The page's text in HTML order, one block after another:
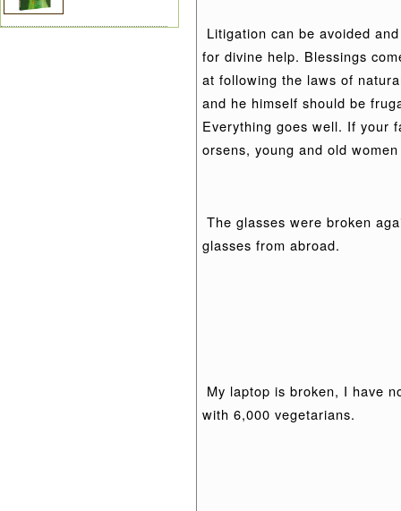
Litigation can be avoided
for divine help. Blessings
at following the laws of
and he himself should be
Everything goes well. If your
orsens, young and old
The glasses were broken
glasses from abroad.
My laptop is broken, I have
with 6,000 vegetarians.